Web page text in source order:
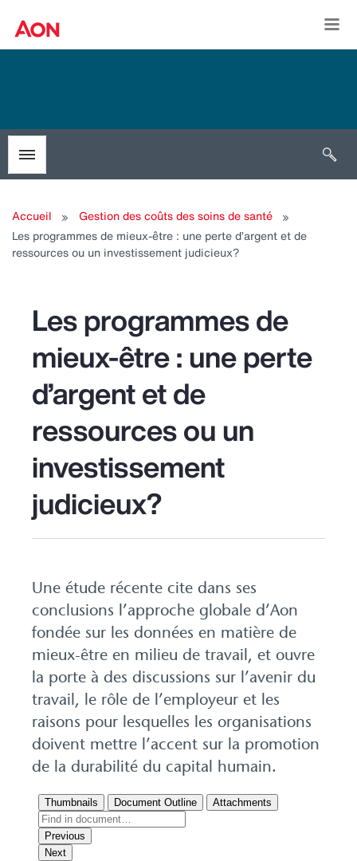
Toggle menubar
Accueil
Gestion des coûts des soins de santé
Les programmes de mieux-être : une perte d’argent et de
ressources ou un investissement judicieux?
Les programmes de
mieux-être : une perte
d’argent et de
ressources ou un
investissement
judicieux?
Une étude récente cite dans ses
conclusions l’approche globale d’Aon
fondée sur les données en matière de
mieux-être en milieu de travail, et ouvre
la porte à des discussions sur l’avenir du
travail, le rôle de l’employeur et les
raisons pour lesquelles les organisations
doivent mettre l’accent sur la promotion
de la durabilité du capital humain.